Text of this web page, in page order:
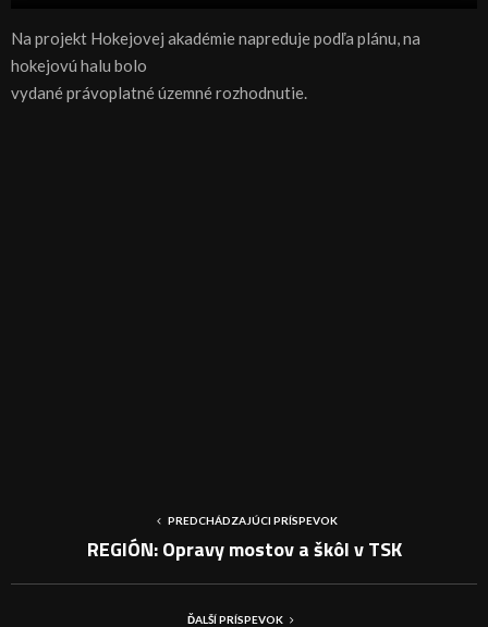
Na projekt Hokejovej akadémie napreduje podľa plánu, na
hokejovú halu bolo
vydané právoplatné územné rozhodnutie.
PREDCHÁDZAJÚCI PRÍSPEVOK
REGIÓN: Opravy mostov a škôl v TSK
ĎALŠÍ PRÍSPEVOK